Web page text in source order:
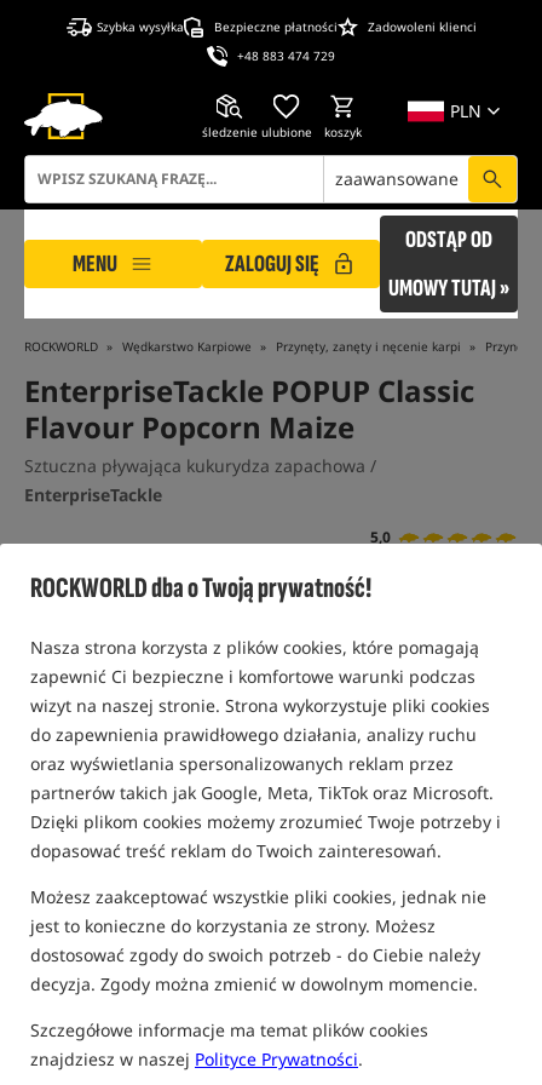
ROCKWORLD dba o Twoją prywatność!
Nasza strona korzysta z plików cookies, które pomagają
zapewnić Ci bezpieczne i komfortowe warunki podczas
wizyt na naszej stronie. Strona wykorzystuje pliki cookies
do zapewnienia prawidłowego działania, analizy ruchu
oraz wyświetlania spersonalizowanych reklam przez
partnerów takich jak Google, Meta, TikTok oraz Microsoft.
Dzięki plikom cookies możemy zrozumieć Twoje potrzeby i
dopasować treść reklam do Twoich zainteresowań.
Możesz zaakceptować wszystkie pliki cookies, jednak nie
jest to konieczne do korzystania ze strony. Możesz
dostosować zgody do swoich potrzeb - do Ciebie należy
decyzja. Zgody można zmienić w dowolnym momencie.
Szczegółowe informacje ma temat plików cookies
znajdziesz w naszej Polityce Prywatności.
Szybka wysyłka Bezpieczne płatności
Zadowoleni klienci
+48 883 474 729
PLN
śledzenie ulubione koszyk
zaawansowane
MENU ZALOGUJ SIĘ
ODSTĄP OD
UMOWY TUTAJ »
ROCKWORLD Wędkarstwo Karpiowe Przynęty, zanęty i nęcenie karpi Przynęty
EnterpriseTackle POPUP Classic
Flavour Popcorn Maize
Sztuczna pływająca kukurydza zapachowa /
EnterpriseTackle
5,0